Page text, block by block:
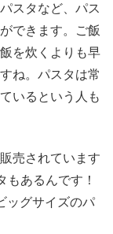
スタなど、パス
できます。ご飯
を炊くよりも早
ね。パスタは常
いるという人も
売されています
あるんです！
ッグサイズのパ